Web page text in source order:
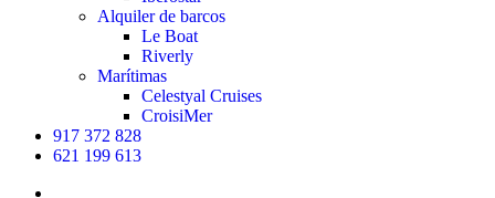
Alquiler de barcos
Le Boat
Riverly
Marítimas
Celestyal Cruises
CroisiMer
917 372 828
621 199 613